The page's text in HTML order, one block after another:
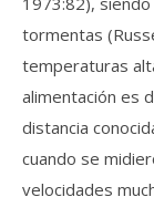
tormentas
temperaturas
alimentación es
distancia
cuando se
velocidades